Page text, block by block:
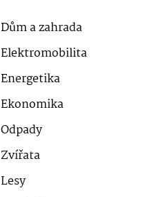
Dům a zahrada
Elektromobilita
Energetika
Ekonomika
Odpady
Zvířata
Lesy